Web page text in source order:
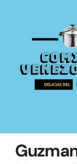
contenido